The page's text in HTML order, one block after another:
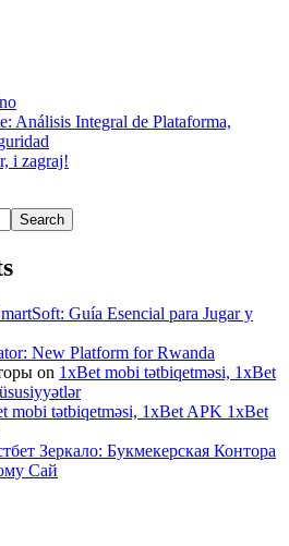
Análisis Integral de Plataforma,
i zagraj!
Search
Guía Esencial para Jugar y
New Platform for Rwanda
on 1xBet mobi tətbiqetməsi, 1xBet
mobi tətbiqetməsi, 1xBet APK 1xBet
Зеркало: Букмекерская Контора
Сай